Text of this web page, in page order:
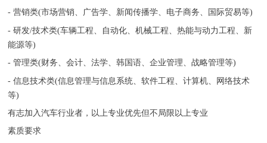
- 营销类(市场营销、广告学、新闻传播学、电子商务、国际贸易等)
- 研发/技术类(车辆工程、自动化、机械工程、热能与动力工程、新
能源等)
- 管理类(财务、会计、法学、韩国语、企业管理、战略管理等)
- 信息技术类(信息管理与信息系统、软件工程、计算机、网络技术
等)
有志加入汽车行业者，以上专业优先但不局限以上专业
素质要求